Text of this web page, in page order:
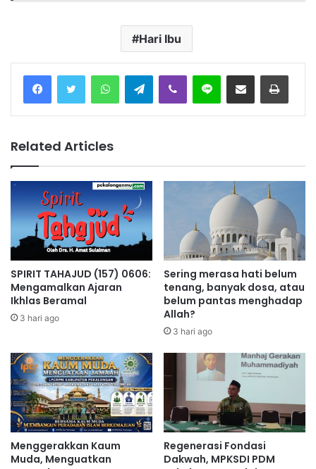
Hari Ibu
Telegram
Related Articles
SPIRIT TAHAJUD (157) 0606:
Mengamalkan Ajaran
Ikhlas Beramal
3 hari ago
Sering merasa hati belum
tenang, banyak dosa, atau
belum pantas menghadap
Allah?
3 hari ago
Menggerakkan Kaum
Muda, Menguatkan
Regenerasi Fondasi
Dakwah, MPKSDI PDM